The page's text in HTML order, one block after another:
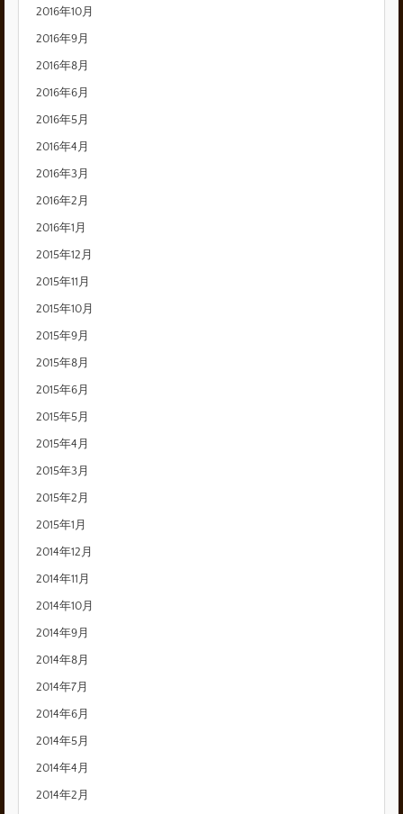
2016年10月
2016年9月
2016年8月
2016年6月
2016年5月
2016年4月
2016年3月
2016年2月
2016年1月
2015年12月
2015年11月
2015年10月
2015年9月
2015年8月
2015年6月
2015年5月
2015年4月
2015年3月
2015年2月
2015年1月
2014年12月
2014年11月
2014年10月
2014年9月
2014年8月
2014年7月
2014年6月
2014年5月
2014年4月
2014年2月